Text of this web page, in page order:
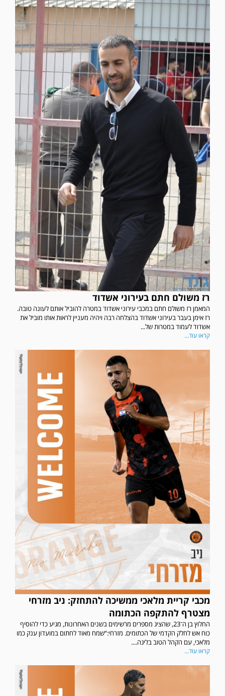
רז משולם חתם בעירוני אשדוד
המאמן רז משולם חתם במכבי עירוני אשדוד במטרה להוביל אותם לעונה טובה.
רז אימן בעבר בעירוני אשדוד בהצלחה רבה ויהיה מעניין לראות אותו מוביל את
אשדוד לעמוד במטרות של...
קראו עוד...
מכבי קריית מלאכי ממשיכה להתחזק: ניב מזרחי
מצטרף להתקפה הכתומה
החלוץ בן ה־23, שהציג מספרים מרשימים בשנים האחרונות, מגיע כדי להוסיף
כוח אש לחלק הקדמי של הכתומים. מזרחי:“שמח מאוד לחתום במועדון ענק כמו
מלאכי, עם הקהל הטוב בליגה....
קראו עוד...